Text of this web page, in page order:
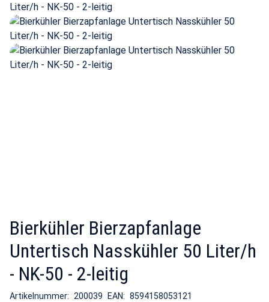
Bierkühler Bierzapfanlage
Untertisch Nasskühler 50 Liter/h
- NK-50 - 2-leitig
Artikelnummer: 200039 EAN: 8594158053121